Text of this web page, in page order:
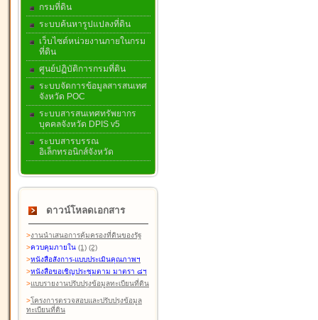
กรมที่ดิน
ระบบค้นหารูปแปลงที่ดิน
เว็บไซต์หน่วยงานภายในกรม
ที่ดิน
ศูนย์ปฏิบัติการกรมที่ดิน
ระบบจัดการข้อมูลสารสนเทศ
จังหวัด POC
ระบบสารสนเทศทรัพยากร
บุคคลจังหวัด DPIS v5
ระบบสารบรรณ
อิเล็กทรอนิกส์จังหวัด
ดาวน์โหลดเอกสาร
>งานนำเสนอการคุ้มครองที่ดินของรัฐ
>ควบคุมภายใน (1) (2)
>หนังสือสังการ-แบบประเมินคุณภาพฯ
>หนังสือขอเชิญประชุมตาม มาตรา ๘ฯ
>แบบรายงานปรับปรุงข้อมูลทะเบียนที่ดิน
>โครงการตรวจสอบและปรับปรุงข้อมูล
ทะเบียนที่ดิน